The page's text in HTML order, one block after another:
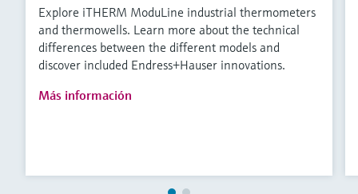
Explore iTHERM ModuLine industrial thermometers
and thermowells. Learn more about the technical
differences between the different models and
discover included Endress+Hauser innovations.
Más información